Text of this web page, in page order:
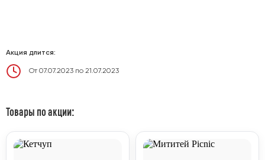
Акция длится:
От 07.07.2023 по 21.07.2023
Товары по акции: